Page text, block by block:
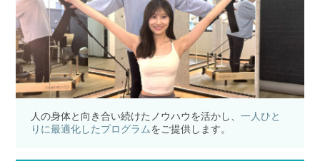
人の身体と向き合い続けたノウハウを活かし、 一人ひと
りに最適化したプログラムをご提供します。